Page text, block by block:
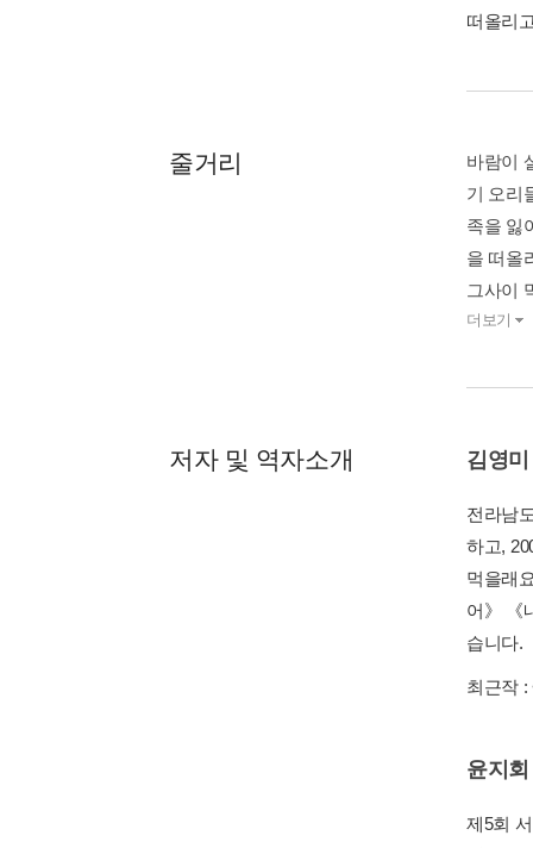
떠올리
줄거리
바람이
기 오리
족을 잃
을 떠올
그사이
더보기
저자 및 역자소개 김영미
전라남
하고,
먹을래
어》 《
습니다.
최근작 :
윤지회
제5회